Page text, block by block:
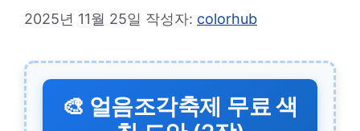
2025년 11월 25일 작성자: colorhub
🎨 얼음조각축제 무료 색